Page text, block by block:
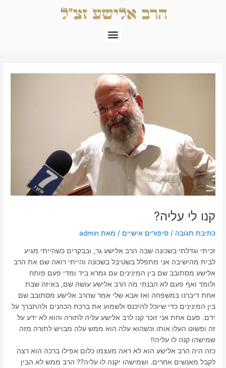
תפריט
קנו לי עליה?
כתיבת תגובה /סיפורים אישיים / מאת admin
זכיתי וגדלתי בשכונה שבה הרב אלישע גר, ובבקרים כשהייתי מגיע
לבית מהישיבה אני מתפלל בשטיבל בשכונה והייתי רואה שם את הרב
אלישע מסתובב שם בין המינינים עם גמרא ביד ומדי פעם פותח
ולומד ואף פעם לא הבנתי מה הרב אלישע עושה שם, באיזה שבת
אחת דיברנו במשפחה ואז אבא שלי אמר שהרב אלישע מסתובב שם
בין המינינים כדי שיוכל להיכנס ולשמוע את ברכת הכהנים ולהתברך על
ידם. פעם אחת אני זוכר קנו לרב אלישע עליה לתורה והוא לא ידע על
זה ופשוט העלו אותו וכשהוא עלה הוא ממש עלה מבויש לתורה מזה
שמישהו קנה לו עליה!!
כזה היה הרב אלישע הוא לא ראה מעצמו כלום אפילו ברכה הוא רצה
לקבל מאנשים אחרים. ושמישהו יקנה לו עליה?? הרב ממש לא הבין